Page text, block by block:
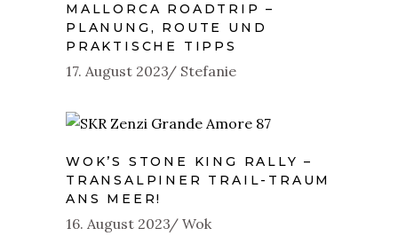
MALLORCA ROADTRIP –
PLANUNG, ROUTE UND
PRAKTISCHE TIPPS
17. August 2023 Stefanie
WOK’S STONE KING RALLY –
TRANSALPINER TRAIL-TRAUM
ANS MEER!
16. August 2023 Wok